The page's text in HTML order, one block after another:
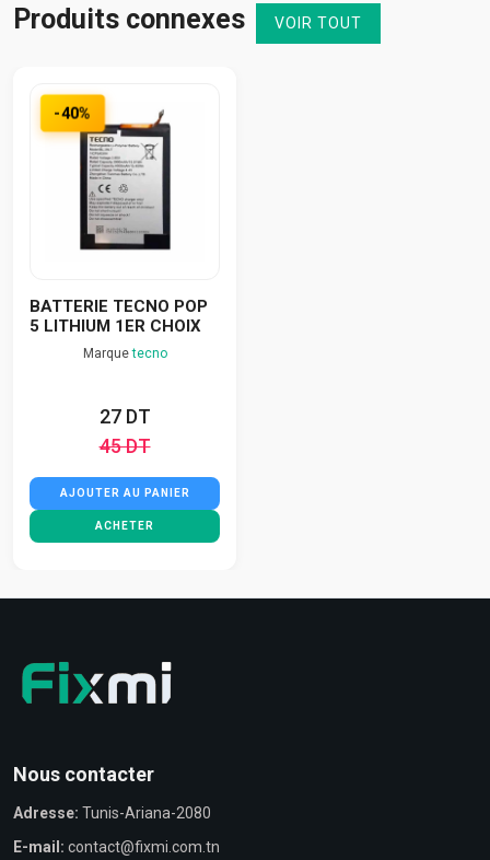
Produits connexes VOIR TOUT
-40%
BATTERIE TECNO POP
5 LITHIUM 1ER CHOIX
Marquetecno
27 DT
45 DT
AJOUTER AU PANIER
ACHETER
Nous contacter
Adresse: Tunis-Ariana-2080
E-mail: contact@fixmi.com.tn